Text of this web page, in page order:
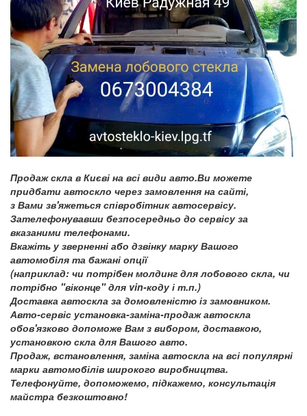
Продаж скла в Києві на всі види авто.Ви можете
придбати автоскло через замовлення на сайті,
з Вами зв'яжеться співробітник автосервісу.
Зателефонувавши безпосередньо до сервісу за
вказаними телефонами.
Вкажіть у зверненні або дзвінку марку Вашого
автомобіля та бажані опції
(наприклад: чи потрібен молдинг для лобового скла, чи
потрібно "віконце" для vin-коду і т.п.)
Доставка автоскла за домовленістю із замовником.
Авто-сервіс установка-заміна-продаж автоскла
обов'язково допоможе Вам з вибором, доставкою,
установкою скла для Вашого авто.
Продаж, встановлення, заміна автоскла на всі популярні
марки автомобілів широкого виробництва.
Телефонуйте, допоможемо, підкажемо, консультація
майстра безкоштовно!